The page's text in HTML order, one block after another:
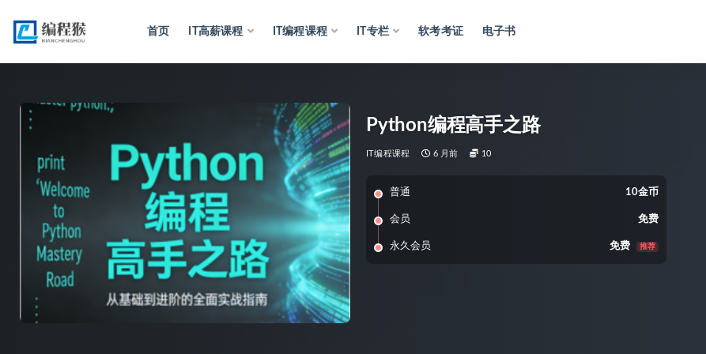
首页 IT高薪课程 IT编程课程 IT专栏 软考考证 电子书
Python编程高手之路
IT编程课程 6 月前 10
普通 10金币
会员 免费
永久会员 免费 推荐